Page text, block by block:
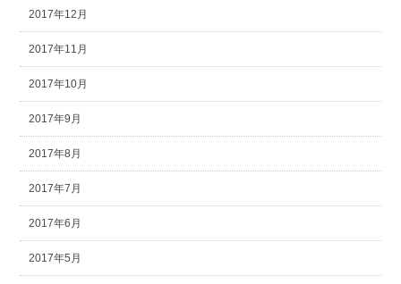
2017年12月
2017年11月
2017年10月
2017年9月
2017年8月
2017年7月
2017年6月
2017年5月